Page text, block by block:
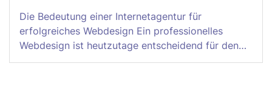
Die Bedeutung einer Internetagentur für
erfolgreiches Webdesign Ein professionelles
Webdesign ist heutzutage entscheidend für den…